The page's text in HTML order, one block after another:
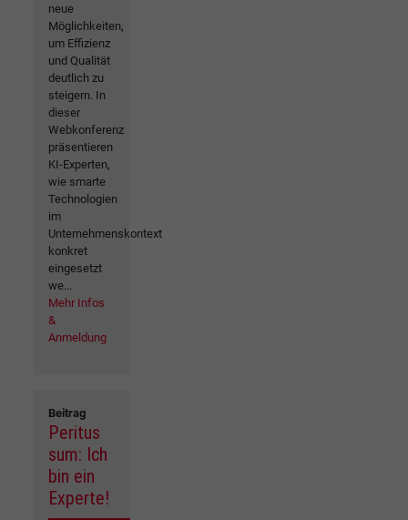
neue
Möglichkeiten,
um Effizienz
und Qualität
deutlich zu
steigern. In
dieser
Webkonferenz
präsentieren
KI-Experten,
wie smarte
Technologien
im
Unternehmenskontext
konkret
eingesetzt
we...
Mehr Infos
&
Anmeldung
Beitrag
Peritus
sum: Ich
bin ein
Experte!